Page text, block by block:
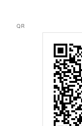
QR